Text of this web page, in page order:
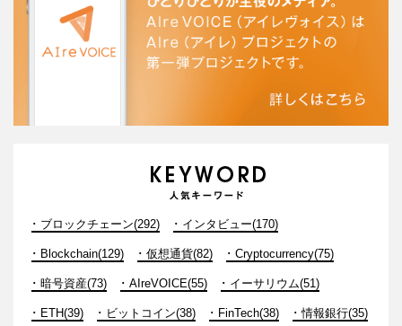
ブロックチェーン(292) インタビュー(170)
Blockchain(129) 仮想通貨(82) Cryptocurrency(75)
暗号資産(73) AIreVOICE(55) イーサリウム(51)
ETH(39) ビットコイン(38) FinTech(38) 情報銀行(35)